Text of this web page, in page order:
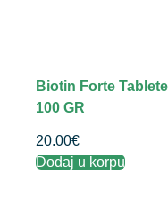
Biotin Forte
100 GR
20.00€
Dodaj u korpu